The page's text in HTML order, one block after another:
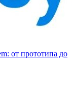
от прототипа до